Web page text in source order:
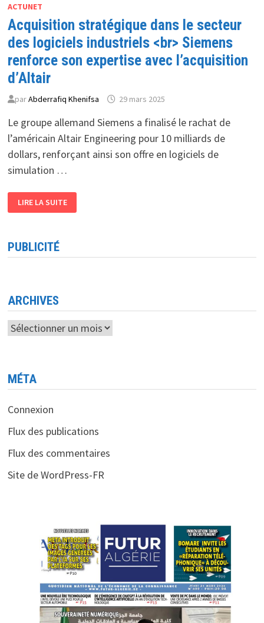
ACTUNET
Acquisition stratégique dans le secteur
des logiciels industriels <br> Siemens
renforce son expertise avec l’acquisition
d’Altair
parAbderrafiq Khenifsa 29 mars 2025
Le groupe allemand Siemens a finalisé le rachat de
l’américain Altair Engineering pour 10 milliards de
dollars, renforçant ainsi son offre en logiciels de
simulation …
STRATÉGIQUE
DANS
LOGICIELS
INDUSTRIELS
EXPERTISE
AVEC
L’ACQUISITION
D’ALTAIR
LIRE LA SUITE
PUBLICITÉ
ARCHIVES
Archives
MÉTA
Connexion
Flux des publications
Flux des commentaires
Site de WordPress-FR